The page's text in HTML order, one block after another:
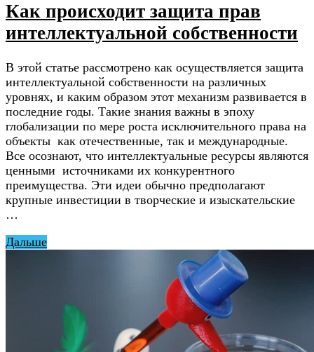
Как происходит защита прав
интеллектуальной собственности
В этой статье рассмотрено как осуществляется защита
интеллектуальной собственности на различных
уровнях, и каким образом этот механизм развивается в
последние годы. Такие знания важны в эпоху
глобализации по мере роста исключительного права на
объекты как отечественные, так и международные.
Все осознают, что интеллектуальные ресурсы являются
ценными источниками их конкурентного
преимущества. Эти идеи обычно предполагают
крупные инвестиции в творческие и изыскательские
…
Дальше